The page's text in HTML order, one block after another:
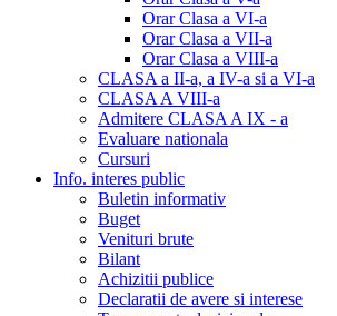
Orar Clasa a VI-a
Orar Clasa a VII-a
Orar Clasa a VIII-a
CLASA a II-a, a IV-a si a VI-a
CLASA A VIII-a
Admitere CLASA A IX - a
Evaluare nationala
Cursuri
Info. interes public
Buletin informativ
Buget
Venituri brute
Bilant
Achizitii publice
Declaratii de avere si interese